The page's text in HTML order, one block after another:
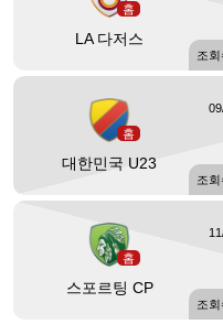
홈
LA 다저스
조회
홈
대한민국 U23
조회
홈
스포르팅 CP
조회